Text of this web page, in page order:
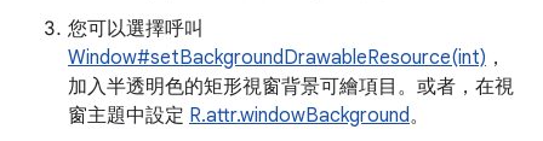
您可以選擇呼叫
Window#setBackgroundDrawableResource(int) ，
加入半透明色的矩形視窗背景可繪項目。或者，在視
窗主題中設定 R.attr.windowBackground。